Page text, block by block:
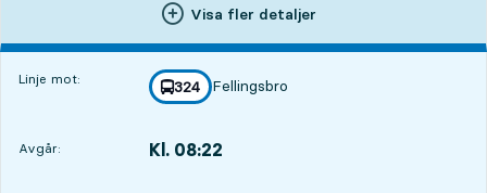
Visa fler detaljer
Linje mot: linje
324
mot
Fellingsbro
,
Avgår: Kl. 08:22